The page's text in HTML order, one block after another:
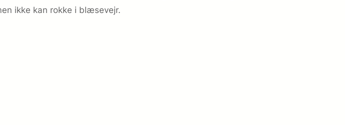
ikke kan rokke i blæsevejr.